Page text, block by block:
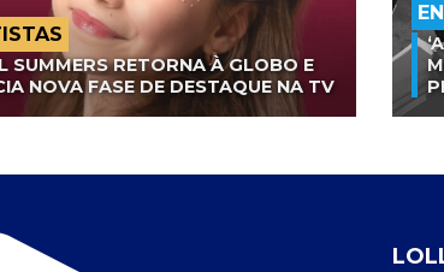
SUMMERS RETORNA À GLOBO E
NOVA FASE DE DESTAQUE NA TV